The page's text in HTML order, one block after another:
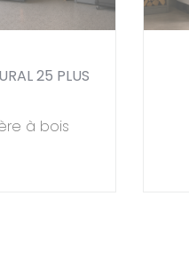
25 PLUS
à bois